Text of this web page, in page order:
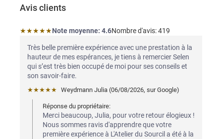
Avis clients
★★★★★Note moyenne: 4.6 étoiles
Note moyenne: 4.6Nombre d'avis:419
Très belle première expérience avec une prestation à la
hauteur de mes espérances, je tiens à remercier Selen
qui s’est très bien occupé de moi pour ses conseils et
son savoir-faire.
★★★★★ Weydmann Julia (06/08/2026, sur Google)
Réponse du propriétaire:
Merci beaucoup, Julia, pour votre retour élogieux !
Nous sommes ravis d'apprendre que votre
première expérience à L'Atelier du Sourcil a été à la